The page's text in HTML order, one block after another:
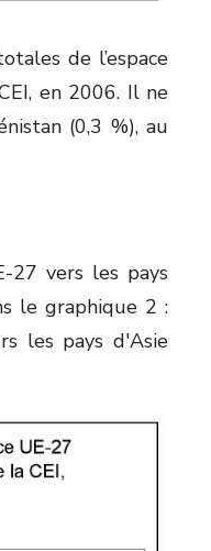
de l’espace
en 2006. Il ne
(0,3 %), au
27 vers les pays
le graphique 2 :
les pays d'Asie